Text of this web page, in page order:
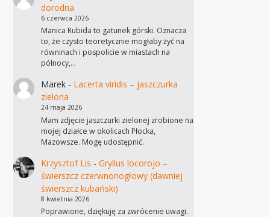
dorodna
6 czerwca 2026
Manica Rubida to gatunek górski. Oznacza
to, że czysto teoretycznie mogłaby żyć na
równinach i pospolicie w miastach na
północy,…
Marek- Lacerta viridis – jaszczurka
zielona
24 maja 2026
Mam zdjęcie jaszczurki zielonej zrobione na
mojej działce w okolicach Płocka,
Mazowsze. Mogę udostępnić.
Krzysztof Lis - Gryllus locorojo –
świerszcz czerwnonogłowy (dawniej
świerszcz kubański)
8 kwietnia 2026
Poprawione, dziękuję za zwrócenie uwagi.